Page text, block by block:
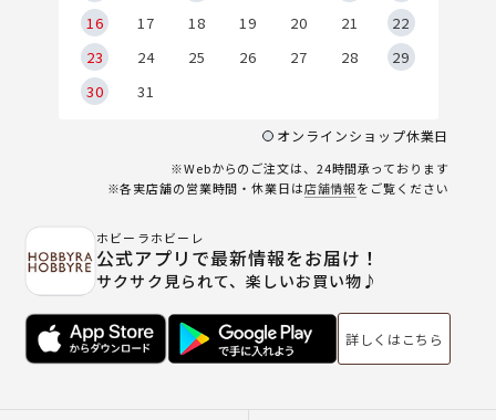
16
17 18 19 20 21
22
23
24 25 26 27 28
29
30
31
オンラインショップ休業日
※Webからのご注文は、24時間承っております
※各実店舗の営業時間・休業日は店舗情報をご覧ください
ホビーラホビーレ
公式アプリで最新情報をお届け！
サクサク見られて、楽しいお買い物♪
詳しくはこちら